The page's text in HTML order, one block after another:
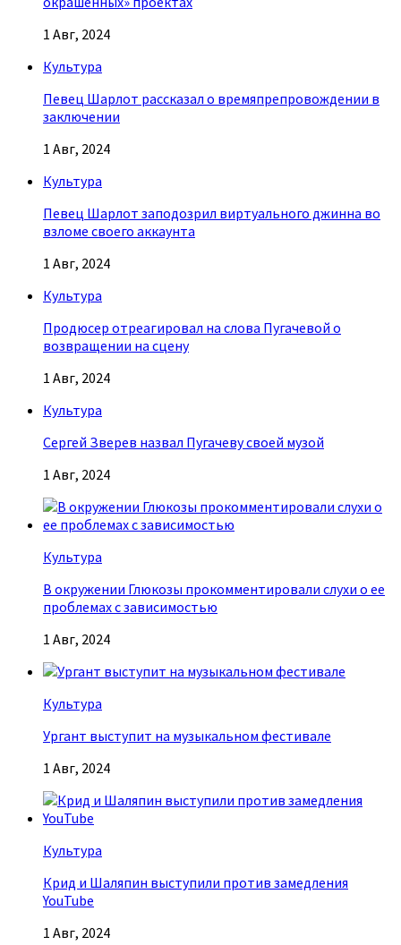
1 Авг, 2024
Культура
Певец Шарлот рассказал о времяпрепровождении в
заключении
1 Авг, 2024
Культура
Певец Шарлот заподозрил виртуального джинна во
взломе своего аккаунта
1 Авг, 2024
Культура
Продюсер отреагировал на слова Пугачевой о
возвращении на сцену
1 Авг, 2024
Культура
Сергей Зверев назвал Пугачеву своей музой
1 Авг, 2024
Культура
В окружении Глюкозы прокомментировали слухи о ее
проблемах с зависимостью
1 Авг, 2024
Культура
Ургант выступит на музыкальном фестивале
1 Авг, 2024
Культура
Крид и Шаляпин выступили против замедления
YouTube
1 Авг, 2024